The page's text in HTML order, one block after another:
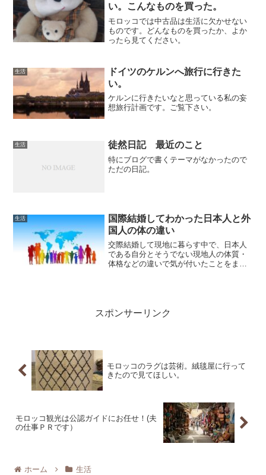
い。こんなものを買った。
モロッコでは中古品は生活に欠かせない
ものです。どんなものを買ったか、よか
ったら見てください。
生活
ドイツのケルンへ旅行に行きた
い。
ケルンに行きたいなと思っている私の妄
想旅行計画です。ご覧下さい。
生活 徒然日記 最近のこと
特にブログで書くテーマがなかったので
ただの日記。
生活
国際結婚してわかった日本人と外
国人の体の違い
交際結婚して現地に暮らす中で、日本人
である自分とそうでない現地人の体質・
体格などの違いで気が付いたことをまと
スポンサーリンク
モロッコのラグは芸術。絨毯屋に行って
きたので見てほしい。
モロッコ観光は公認ガイドにお任せ！(夫
の仕事ＰＲです）
ホーム 生活